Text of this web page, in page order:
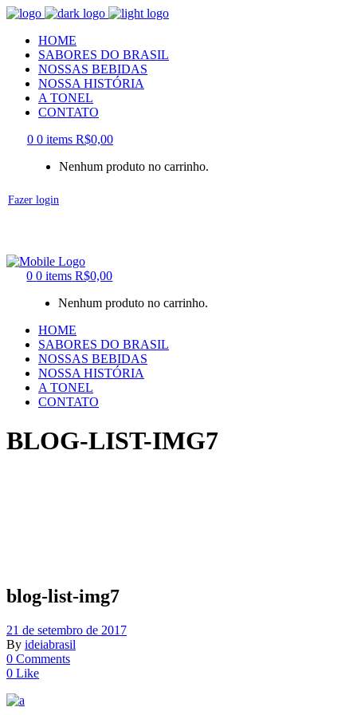
HOME
SABORES DO BRASIL
NOSSAS BEBIDAS
NOSSA HISTÓRIA
A TONEL
CONTATO
0 0 items R$0,00
Nenhum produto no carrinho.
Fazer login
0 0 items R$0,00
Nenhum produto no carrinho.
HOME
SABORES DO BRASIL
NOSSAS BEBIDAS
NOSSA HISTÓRIA
A TONEL
CONTATO
BLOG-LIST-IMG7
blog-list-img7
21 de setembro de 2017
By ideiabrasil
0 Comments
0 Like